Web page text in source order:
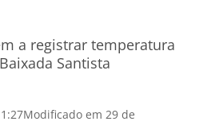
a registrar temperatura
Santista
Modificado em 29 de